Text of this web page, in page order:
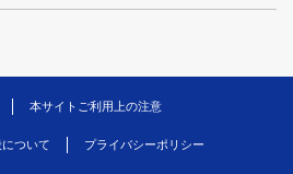
本サイトご利用上の注意
ついて プライバシーポリシー